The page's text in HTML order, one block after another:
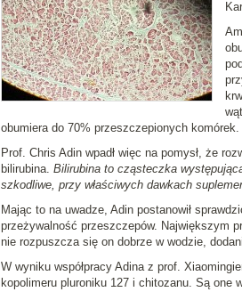
obumiera do 70% przeszczepionych komórek.
Prof. Chris Adin wpadł więc na pomysł, że
bilirubina. Bilirubina to cząsteczka
szkodliwe, przy właściwych dawkach
Mając to na uwadze, Adin postanowił
przeżywalność przeszczepów. Największym
nie rozpuszcza się on dobrze w wodzie,
W wyniku współpracy Adina z prof.
kopolimeru pluroniku 127 i chitozanu. Są one